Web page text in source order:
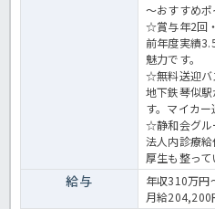
～おすすめ
☆賞与年2回
前年度実績
魅力です。
☆無料送迎バ
地下鉄琴似
す。マイカー
☆静和会グル
法人内診療
厚生も整って
給与
年収310万円
月給